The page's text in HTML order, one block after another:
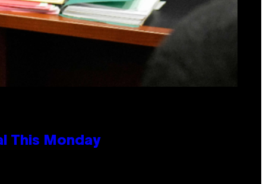
This Monday